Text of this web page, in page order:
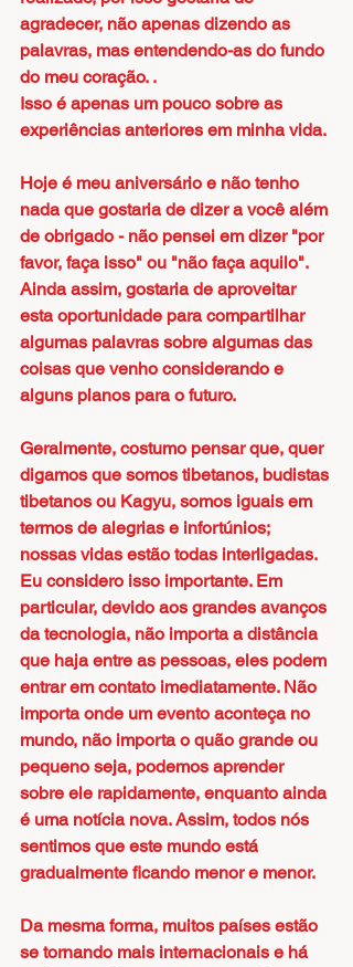
agradecer, não apenas dizendo as
palavras, mas entendendo-as do fundo
do meu coração. .
Isso é apenas um pouco sobre as
experiências anteriores em minha vida.
Hoje é meu aniversário e não tenho
nada que gostaria de dizer a você além
de obrigado - não pensei em dizer "por
favor, faça isso" ou "não faça aquilo".
Ainda assim, gostaria de aproveitar
esta oportunidade para compartilhar
algumas palavras sobre algumas das
coisas que venho considerando e
alguns planos para o futuro.
Geralmente, costumo pensar que, quer
digamos que somos tibetanos, budistas
tibetanos ou Kagyu, somos iguais em
termos de alegrias e infortúnios;
nossas vidas estão todas interligadas.
Eu considero isso importante. Em
particular, devido aos grandes avanços
da tecnologia, não importa a distância
que haja entre as pessoas, eles podem
entrar em contato imediatamente. Não
importa onde um evento aconteça no
mundo, não importa o quão grande ou
pequeno seja, podemos aprender
sobre ele rapidamente, enquanto ainda
é uma notícia nova. Assim, todos nós
sentimos que este mundo está
gradualmente ficando menor e menor.
Da mesma forma, muitos países estão
se tornando mais internacionais e há